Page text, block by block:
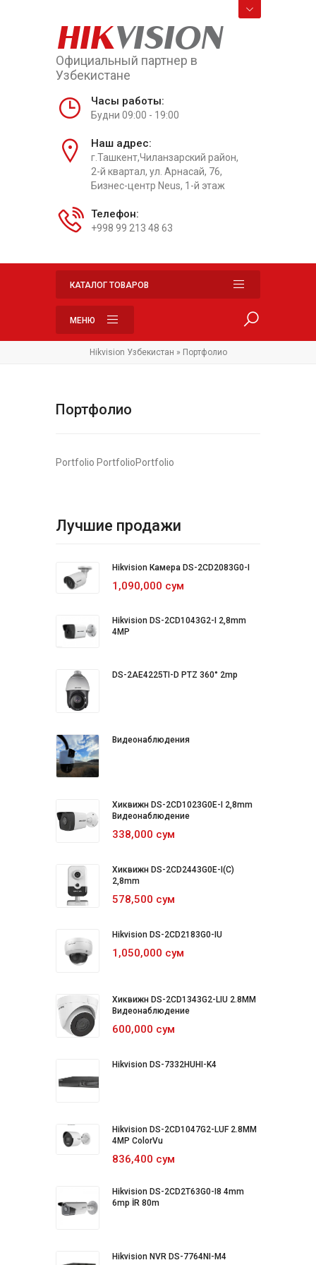
HIKVISION
Официальный партнер в
Узбекистане
Часы работы:
Будни 09:00 - 19:00
Наш адрес:
г.Ташкент,Чиланзарский район,
2-й квартал, ул. Арнасай, 76,
Бизнес-центр Neus, 1-й этаж
Телефон:
+998 99 213 48 63
КАТАЛОГ ТОВАРОВ
МЕНЮ
Hikvision Узбекистан » Портфолио
Портфолио
Portfolio PortfolioPortfolio
Лучшие продажи
Hikvision Камера DS-2CD2083G0-I
1,090,000 сум
Hikvision DS-2CD1043G2-I 2,8mm
4MP
DS-2AE4225TI-D PTZ 360° 2mp
Видеонаблюдения
Хиквижн DS-2CD1023G0E-I 2,8mm
Видеонаблюдение
338,000 сум
Хиквижн DS-2CD2443G0E-I(C)
2,8mm
578,500 сум
Hikvision DS-2CD2183G0-IU
1,050,000 сум
Хиквижн DS-2CD1343G2-LIU 2.8MM
Видеонаблюдение
600,000 сум
Hikvision DS-7332HUHI-K4
Hikvision DS-2CD1047G2-LUF 2.8MM
4MP ColorVu
836,400 сум
Hikvision DS-2CD2T63G0-I8 4mm
6mp İR 80m
Hikvision NVR DS-7764NI-M4